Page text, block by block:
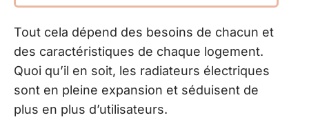
Tout cela dépend des besoins de chacun et
des caractéristiques de chaque logement.
Quoi qu’il en soit, les radiateurs électriques
sont en pleine expansion et séduisent de
plus en plus d’utilisateurs.